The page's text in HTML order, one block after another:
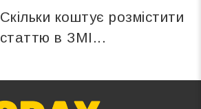
Скільки коштує розмістити
статтю в ЗМІ...